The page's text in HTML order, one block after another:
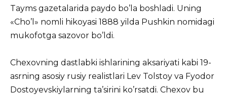
Tayms gazetalarida paydo bo’la boshladi. Uning
«Cho’l» nomli hikoyasi 1888 yilda Pushkin nomidagi
mukofotga sazovor bo’ldi.
Chexovning dastlabki ishlarining aksariyati kabi 19-
asrning asosiy rusiy realistlari Lev Tolstoy va Fyodor
Dostoyevskiylarning ta’sirini ko’rsatdi. Chexov bu